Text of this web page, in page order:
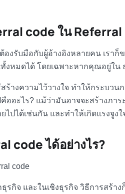
code ใน
องรับมือกับผู้อ้างอิงหลายคน เรา
หมดได้ โดยเฉพาะหากคุณอยู่ใน
ร้างความไว้วางใจ ทำให้กระบว
ออะไร? แม้ว่ามันอาจจะสร้างภา
ไปได้เช่นกัน และทำให้เกิดแรงจูงใ
code ได้อย่างไร?
ธุรกิจ และในเชิงธุรกิจ วิธีการส